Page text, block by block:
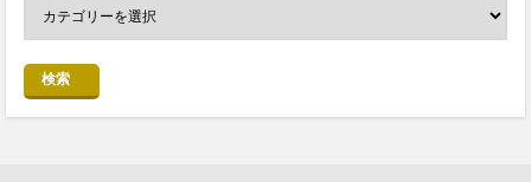
検索